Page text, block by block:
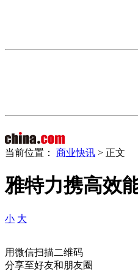
当前位置： 商业快讯 > 正文
雅特力携高效
小 大
用微信扫描二维码
分享至好友和朋友圈